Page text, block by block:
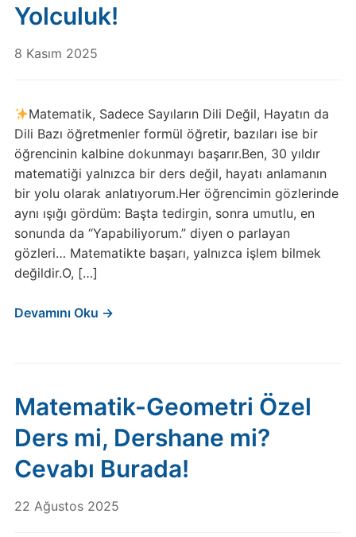
Yolculuk!
8 Kasım 2025
Matematik, Sadece Sayıların Dili Değil, Hayatın da
Dili Bazı öğretmenler formül öğretir, bazıları ise bir
öğrencinin kalbine dokunmayı başarır.Ben, 30 yıldır
matematiği yalnızca bir ders değil, hayatı anlamanın
bir yolu olarak anlatıyorum.Her öğrencimin gözlerinde
aynı ışığı gördüm: Başta tedirgin, sonra umutlu, en
sonunda da “Yapabiliyorum.” diyen o parlayan
gözleri… Matematikte başarı, yalnızca işlem bilmek
değildir.O, […]
Devamını Oku →
Matematik-Geometri Özel
Ders mi, Dershane mi?
Cevabı Burada!
22 Ağustos 2025